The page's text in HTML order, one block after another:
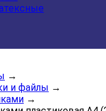
→
и файлы →
→